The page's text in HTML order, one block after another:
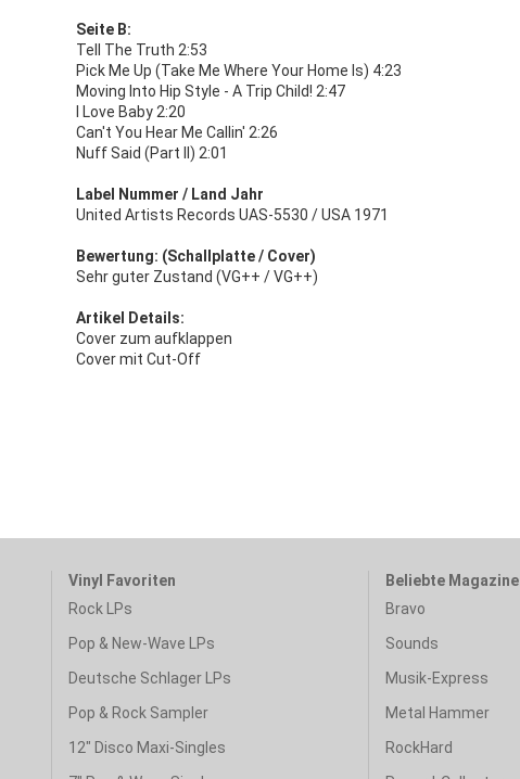
Seite B:
Tell The Truth 2:53
Pick Me Up (Take Me Where Your Home Is) 4:23
Moving Into Hip Style - A Trip Child! 2:47
I Love Baby 2:20
Can't You Hear Me Callin' 2:26
Nuff Said (Part II) 2:01
Label Nummer / Land Jahr
United Artists Records UAS-5530 / USA 1971
Bewertung: (Schallplatte / Cover)
Sehr guter Zustand (VG++ / VG++)
Artikel Details:
Cover zum aufklappen
Cover mit Cut-Off
Vinyl Favoriten
Rock LPs
Pop & New-Wave LPs
Deutsche Schlager LPs
Pop & Rock Sampler
12" Disco Maxi-Singles
Beliebte Magazine
Bravo
Sounds
Musik-Express
Metal Hammer
RockHard